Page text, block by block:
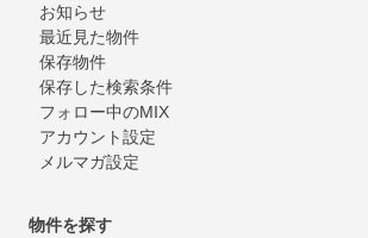
お知らせ
最近見た物件
保存物件
保存した検索条件
フォロー中のMIX
アカウント設定
メルマガ設定
物件を探す